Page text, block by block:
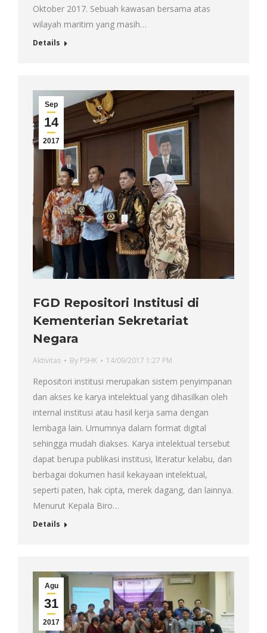
Oktober 2017. Sebuah kawasan bersama atas
wilayah maritim yang masih…
Details
Sep
14
2017
FGD Repositori Institusi di
Kementerian Sekretariat
Negara
Aktivitas By PSHK 14/09/2017 1:27 PM
Repositori institusi merupakan sistem penyimpanan
dan akses ke karya intelektual yang dihasilkan oleh
internal institusi atau hasil kerja sama dengan
lembaga lain. Umumnya dalam format digital
sehingga mudah diakses. Karya intelektual tersebut
dapat berupa publikasi institusi, literatur kelabu, dan
berbagai dokumen hasil kekayaan intelektual,
seperti paten, hak cipta, merek dagang, dan lainnya.
Menurut Kepala Biro…
Details
Agu
31
2017